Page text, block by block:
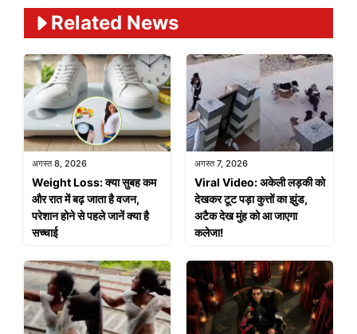
Related News
अगस्त 8, 2026
Weight Loss: क्या सुबह कम
और रात में बढ़ जाता है वजन,
परेशान होने से पहले जानें क्या है
सच्चाई
अगस्त 7, 2026
Viral Video: अकेली लड़की को
देखकर टूट पड़ा कुत्तों का झुंड,
अटैक देख मुंह को आ जाएगा
कलेजा!